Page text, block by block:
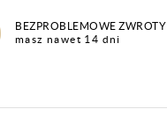
BEZPROBLEMOWE ZWROTY
masz nawet 14 dni